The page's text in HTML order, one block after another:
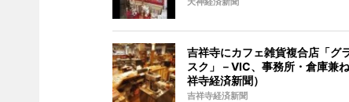
吉祥寺にカフェ雑貨複合店「グ
スク」－VIC、事務所・倉庫兼
祥寺経済新聞）
吉祥寺経済新聞